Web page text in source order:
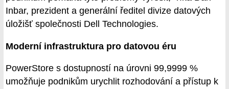
Inbar, prezident a generální ředitel divize datových
úložišť společnosti Dell Technologies.
Moderní infrastruktura pro datovou éru
PowerStore s dostupností na úrovni 99,9999 %
umožňuje podnikům urychlit rozhodování a přístup k